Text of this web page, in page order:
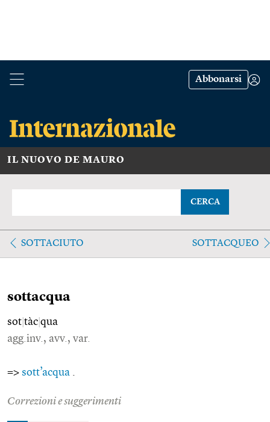
Abbonarsi
IL NUOVO DE MAURO
CERCA
SOTTACIUTO SOTTACQUEO
sottacqua
sot tàc qua
agg.inv., avv., var.
=> sott’acqua
Correzioni e suggerimenti